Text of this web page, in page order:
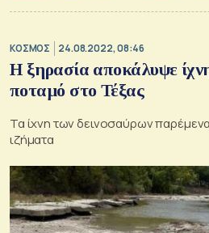
ΚΟΣΜΟΣ 24.08.2022, 08:46
Η ξηρασία αποκάλυψε
ποταμό στο Τέξας
Τα ίχνη των δεινοσαύρων
ιζήματα